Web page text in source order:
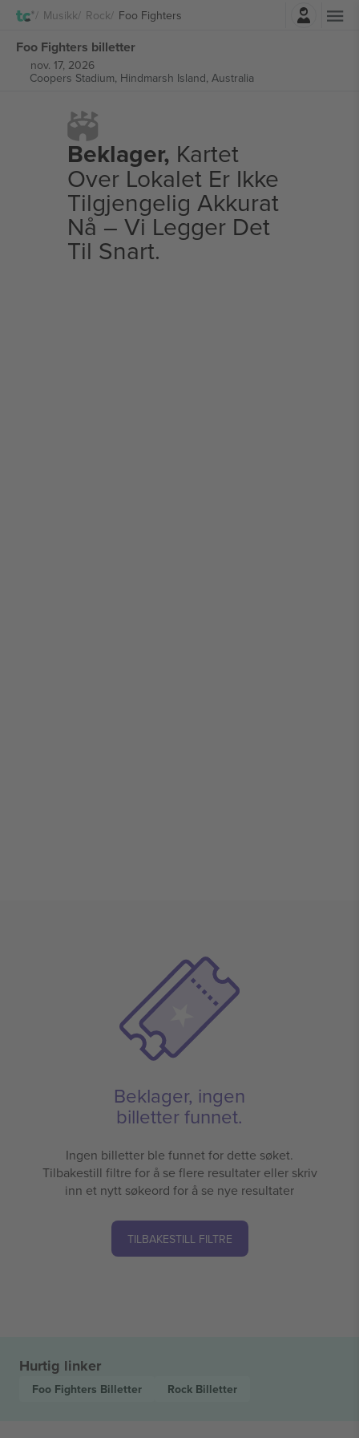
Musikk Rock Foo Fighters
Foo Fighters billetter
nov. 17, 2026
Coopers Stadium, Hindmarsh Island, Australia
Beklager, Kartet
Over Lokalet Er Ikke
Tilgjengelig Akkurat
Nå – Vi Legger Det
Til Snart.
Beklager, ingen
billetter funnet.
Ingen billetter ble funnet for dette søket.
Tilbakestill filtre for å se flere resultater eller skriv
inn et nytt søkeord for å se nye resultater
TILBAKESTILL FILTRE
Hurtig linker
Foo Fighters Billetter Rock Billetter